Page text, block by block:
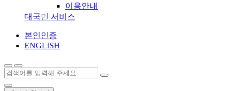
이용안내
대국민 서비스
본인인증
ENGLISH